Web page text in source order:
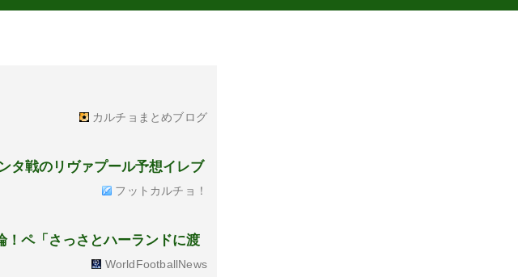
カルチョまとめブログ
タ戦のリヴァプール予想イレブ
フットカルチョ！
ペ「さっさとハーランドに渡
WorldFootballNews